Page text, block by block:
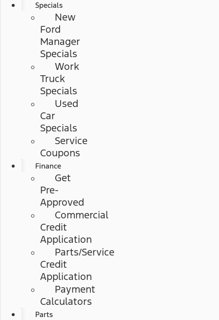
Specials
New
Ford
Manager
Specials
Work
Truck
Specials
Used
Car
Specials
Service
Coupons
Finance
Get
Pre-
Approved
Commercial
Credit
Application
Parts/Service
Credit
Application
Payment
Calculators
Parts